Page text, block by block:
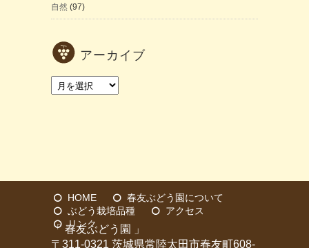
自然 (97)
アーカイブ
ア
HOME
春友ぶどう園について
ぶどう栽培品種
アクセス
リンク
「 春友ぶどう園 」
〒311-0321 茨城県常陸太田市春友町608-